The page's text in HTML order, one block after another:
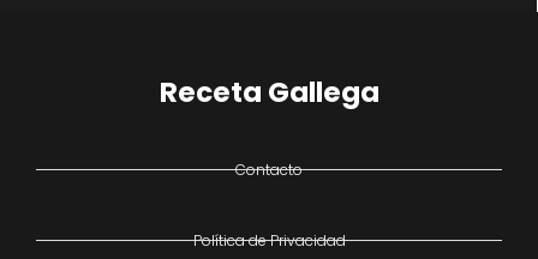
Receta Gallega
Contacto
Política de Privacidad